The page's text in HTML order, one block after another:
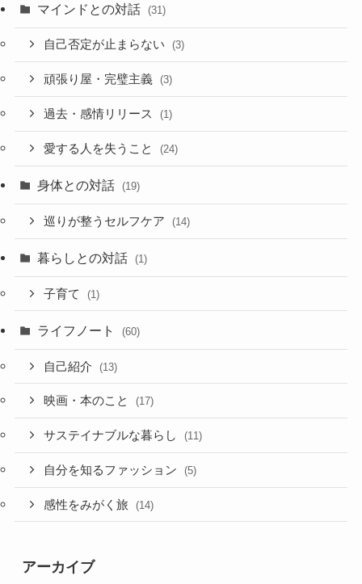
マインドとの対話 (31)
自己否定が止まらない (3)
頑張り屋・完璧主義 (3)
過去・感情リリース (1)
愛する人を失うこと (24)
身体との対話 (19)
巡りが整うセルフケア (14)
暮らしとの対話 (1)
子育て (1)
ライフノート (60)
自己紹介 (13)
映画・本のこと (17)
サステイナブルな暮らし (11)
自分を知るファッション (5)
感性をみがく旅 (14)
アーカイブ